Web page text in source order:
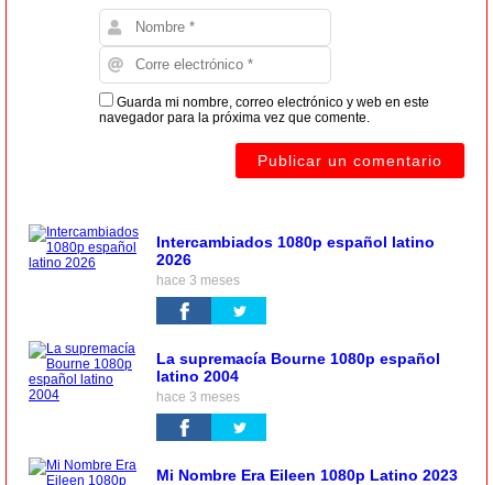
Guarda mi nombre, correo electrónico y web en este
navegador para la próxima vez que comente.
Intercambiados 1080p español latino
2026
hace 3 meses
La supremacía Bourne 1080p español
latino 2004
hace 3 meses
Mi Nombre Era Eileen 1080p Latino 2023